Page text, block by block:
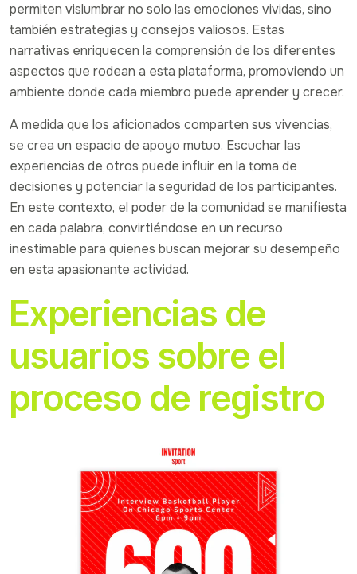
permiten vislumbrar no solo las emociones vividas, sino
también estrategias y consejos valiosos. Estas
narrativas enriquecen la comprensión de los diferentes
aspectos que rodean a esta plataforma, promoviendo un
ambiente donde cada miembro puede aprender y crecer.
A medida que los aficionados comparten sus vivencias,
se crea un espacio de apoyo mutuo. Escuchar las
experiencias de otros puede influir en la toma de
decisiones y potenciar la seguridad de los participantes.
En este contexto, el poder de la comunidad se manifiesta
en cada palabra, convirtiéndose en un recurso
inestimable para quienes buscan mejorar su desempeño
en esta apasionante actividad.
Experiencias de
usuarios sobre el
proceso de registro